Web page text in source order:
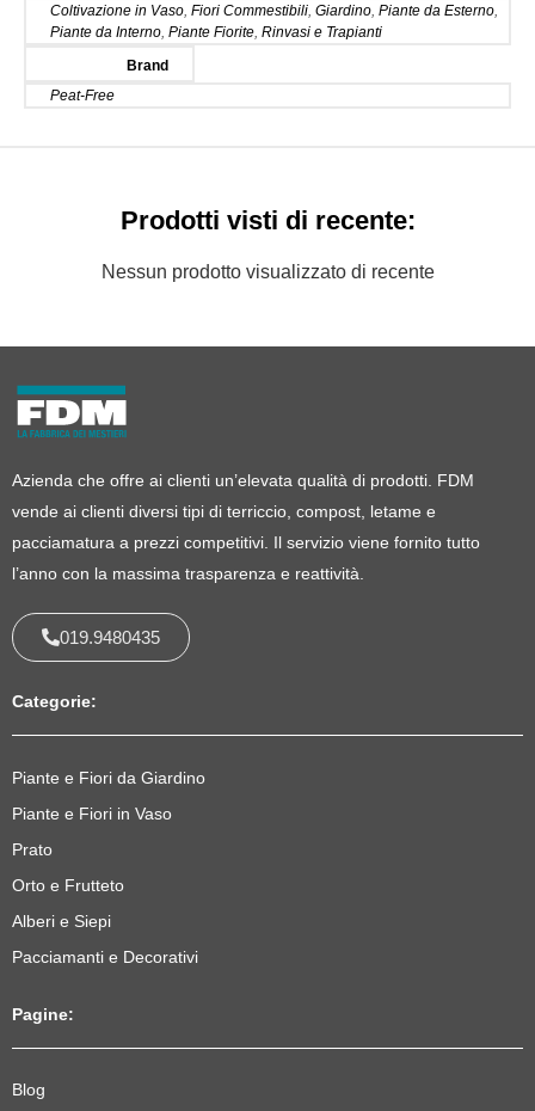
Coltivazione in Vaso Fiori Commestibili Giardino Piante da Esterno
Piante da Interno Piante Fiorite Rinvasi e Trapianti
Brand
Peat-Free
Prodotti visti di recente:
Nessun prodotto visualizzato di recente
Azienda che offre ai clienti un’elevata qualità di prodotti. FDM
vende ai clienti diversi tipi di terriccio, compost, letame e
pacciamatura a prezzi competitivi. Il servizio viene fornito tutto
l’anno con la massima trasparenza e reattività.
019.9480435
Categorie:
Piante e Fiori da Giardino
Piante e Fiori in Vaso
Prato
Orto e Frutteto
Alberi e Siepi
Pacciamanti e Decorativi
Pagine:
Blog